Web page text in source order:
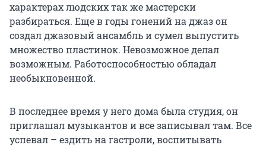
характерах людских так же мастерски
разбираться. Еще в годы гонений на джаз он
создал джазовый ансамбль и сумел выпустить
множество пластинок. Невозможное делал
возможным. Работоспособностью обладал
необыкновенной.
В последнее время у него дома была студия, он
приглашал музыкантов и все записывал там. Все
успевал – ездить на гастроли, воспитывать